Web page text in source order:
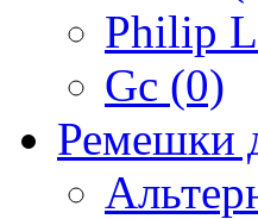
Philip
Gc (0)
Ремешки